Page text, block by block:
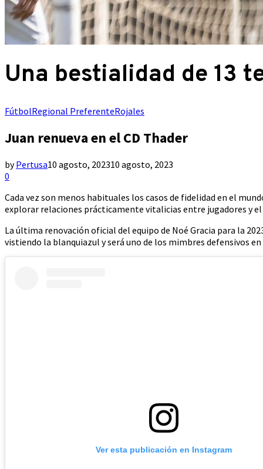
Una bestialidad de 13
FútbolRegional PreferenteRojales
Juan renueva en el CD Thader
byPertusa10 agosto, 202310 agosto, 2023
0
Cada vez son menos habituales los casos de fidelidad en el
explorar relaciones prácticamente vitalicias entre jugadores y el
La última renovación oficial del equipo de Noé Gracia para la
vistiendo la blanquiazul y será uno de los mimbres defensivos
Ver esta publicación en Instagram